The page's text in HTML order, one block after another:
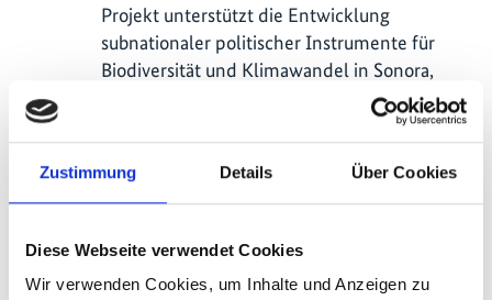
Zustimmung Details Über Cookies
Diese Webseite verwendet Cookies
Wir verwenden Cookies, um Inhalte und Anzeigen zu
Projekt unterstützt die Entwicklung
subnationaler politischer Instrumente für
Biodiversität und Klimawandel in Sonora,
Aguascalientes, Hidalgo, Guanajuato,
Michoacán, Tlaxcala und Guerrero. – Die
Biodiversität im Fischerei- und
Aquakultursektor wurde gemeinsam mit
Finanzierung erneuerbarer Energien